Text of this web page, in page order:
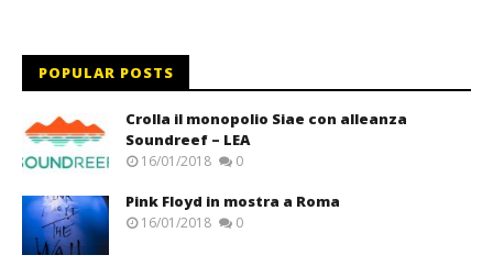
POPULAR POSTS
Crolla il monopolio Siae con alleanza
Soundreef – LEA
16/01/2018 0
Pink Floyd in mostra a Roma
16/01/2018 0